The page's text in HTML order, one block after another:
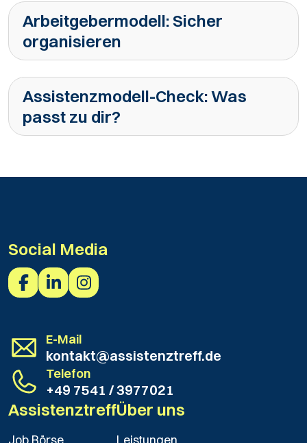
Arbeitgebermodell: Sicher
organisieren
Assistenzmodell-Check: Was
passt zu dir?
AssistenztreffÜber uns
Social Media
E-Mail
kontakt@assistenztreff.de
Telefon
+49 7541 / 3977021